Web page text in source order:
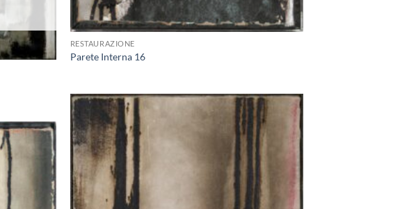
+
RESTAURAZIONE
Parete Interna 16
Aggiungi